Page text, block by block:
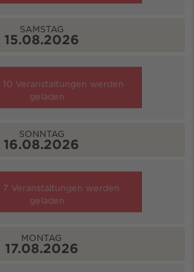
SAMSTAG
15.08.2026
10 Veranstaltungen werden
geladen
SONNTAG
16.08.2026
7 Veranstaltungen werden
geladen
MONTAG
17.08.2026